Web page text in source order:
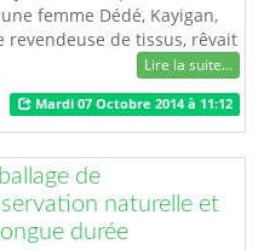
femme Dédé, Kayigan,
revendeuse de tissus, rêvait
d’une pierre, deux
d’une part, combler le vide
laissé par son ex-
qu’elle avait répudié pour
d’autre part, profiter
professionnelles de
amant pour relancer …
Lire la suite...
Mardi 07 Octobre 2014 à 11:12
de
naturelle et
durée